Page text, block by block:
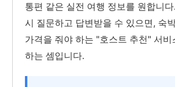
통편 같은 실전 여행 정보를 원합니
시 질문하고 답변받을 수 있으면, 숙
가격을 줘야 하는 "호스트 추천" 서비
하는 셈입니다.